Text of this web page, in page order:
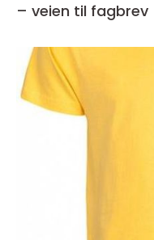
– veien til fagbrev